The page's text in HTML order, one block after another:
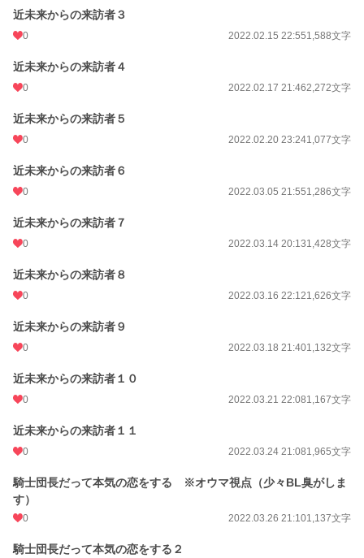
近未来からの来訪者３
0 2022.02.15 22:551,588文字
近未来からの来訪者４
0 2022.02.17 21:462,272文字
近未来からの来訪者５
0 2022.02.20 23:241,077文字
近未来からの来訪者６
0 2022.03.05 21:551,286文字
近未来からの来訪者７
0 2022.03.14 20:131,428文字
近未来からの来訪者８
0 2022.03.16 22:121,626文字
近未来からの来訪者９
0 2022.03.18 21:401,132文字
近未来からの来訪者１０
0 2022.03.21 22:081,167文字
近未来からの来訪者１１
0 2022.03.24 21:081,965文字
騎士団長だって本気の恋をする ※オウマ視点（少々BL臭がしま
す）
0 2022.03.26 21:101,137文字
騎士団長だって本気の恋をする２